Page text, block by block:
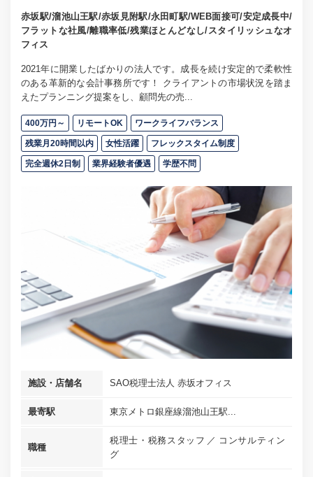
赤坂駅/溜池山王駅/赤坂見附駅/永田町駅/WEB面接可/安定成長中/
フラットな社風/離職率低/残業ほとんどなし/スタイリッシュなオ
フィス
2021年に開業したばかりの法人です。成長を続け安定的で柔軟性
のある革新的な会計事務所です！ クライアントの市場状況を踏ま
えたプランニング提案をし、顧問先の売...
400万円～ リモートOK ワークライフバランス
残業月20時間以内 女性活躍 フレックスタイム制度
完全週休2日制 業界経験者優遇 学歴不問
施設・店舗名 SAO税理士法人 赤坂オフィス
最寄駅 東京メトロ銀座線溜池山王駅...
職種
税理士・税務スタッフ
コンサルティン
グ